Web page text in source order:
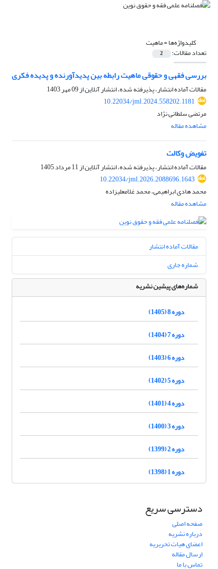
کلیدواژه‌ها =ماهیت
تعداد مقالات: 2
بررسی فقهی و حقوقی ماهیت رابطه بین پدیدآورنده و پدیده فکری
مقالات آماده انتشار، پذیرفته شده، انتشار آنلاین از09 مهر 1403
10.22034/jml.2024.558202.1181
مرتضی سلطانی نژاد
مشاهده مقاله
تفویض وکالت
مقالات آماده انتشار، پذیرفته شده، انتشار آنلاین از11 مرداد 1405
10.22034/jml.2026.2088696.1643
محمد هادی ابراهیمی، محمد غلامعلیزاده
مشاهده مقاله
مقالات آماده انتشار
شماره جاری
شماره‌های پیشین نشریه
دوره 8 (1405)
دوره 7 (1404)
دوره 6 (1403)
دوره 5 (1402)
دوره 4 (1401)
دوره 3 (1400)
دوره 2 (1399)
دوره 1 (1398)
دسترسی سریع
صفحه اصلی
درباره نشریه
اعضای هیات تحریریه
ارسال مقاله
تماس با ما